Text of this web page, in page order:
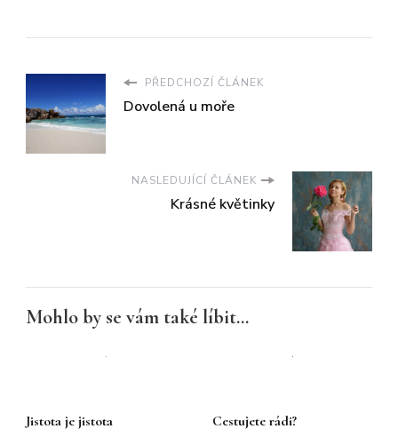
PŘEDCHOZÍ ČLÁNEK
Dovolená u moře
NASLEDUJÍCÍ ČLÁNEK
Krásné květinky
Mohlo by se vám také líbit...
Jistota je jistota Cestujete rádi?